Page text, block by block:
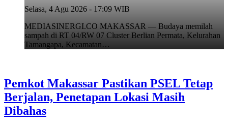
Selasa, 4 Agu 2026 - 17:09 WIB
MEDIASINERGI.CO MAKASSAR — Budaya memilah
sampah di RT 04/RW 07 Cluster Berlian Permata, Kelurahan
Tamangapa, Kecamatan…
Pemkot Makassar Pastikan PSEL Tetap
Berjalan, Penetapan Lokasi Masih
Dibahas